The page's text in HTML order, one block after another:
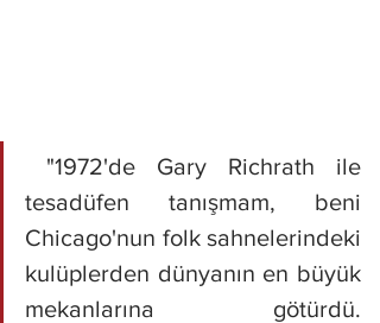
tesadüfen tanışmam, beni
Chicago'nun folk sahnelerindeki
kulüplerden dünyanın en büyük
mekanlarına götürdü.